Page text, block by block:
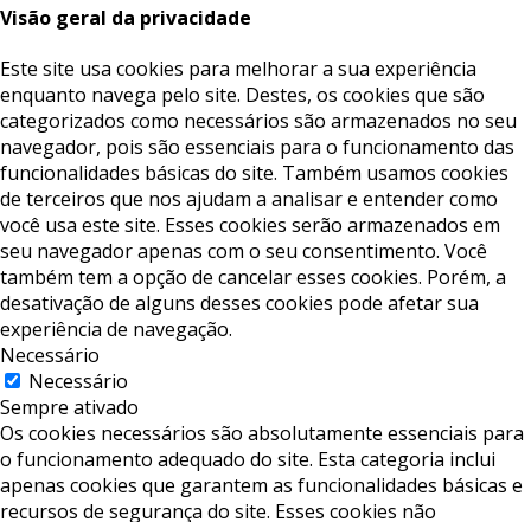
Visão geral da privacidade
Este site usa cookies para melhorar a sua experiência
enquanto navega pelo site. Destes, os cookies que são
categorizados como necessários são armazenados no seu
navegador, pois são essenciais para o funcionamento das
funcionalidades básicas do site. Também usamos cookies
de terceiros que nos ajudam a analisar e entender como
você usa este site. Esses cookies serão armazenados em
seu navegador apenas com o seu consentimento. Você
também tem a opção de cancelar esses cookies. Porém, a
desativação de alguns desses cookies pode afetar sua
experiência de navegação.
Necessário
Necessário
Sempre ativado
Os cookies necessários são absolutamente essenciais para
o funcionamento adequado do site. Esta categoria inclui
apenas cookies que garantem as funcionalidades básicas e
recursos de segurança do site. Esses cookies não